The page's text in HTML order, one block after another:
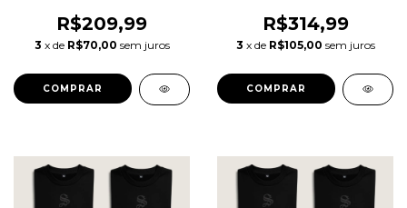
R$209,99
3 x de R$70,00 sem juros
COMPRAR
R$314,99
3 x de R$105,00 sem juros
COMPRAR